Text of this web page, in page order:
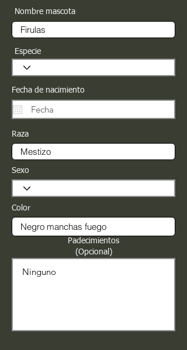
Nombre mascota
Especie
Fecha de nacimiento
Raza
Sexo
Color
Padecimientos
(Opcional)